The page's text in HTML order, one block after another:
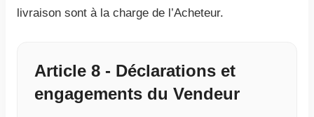
livraison sont à la charge de l’Acheteur.
Article 8 - Déclarations et
engagements du Vendeur